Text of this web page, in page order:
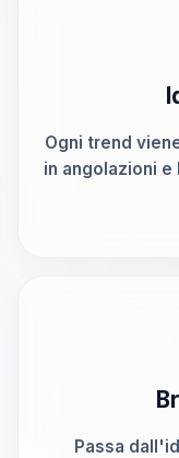
Ogni trend
in angolazioni
Passa